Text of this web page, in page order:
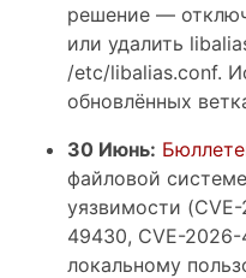
решение —
или удалить
/etc/libalias.conf.
обновлённых
30 Июнь:
файловой
уязвимости
49430, CVE-2026-
локальному